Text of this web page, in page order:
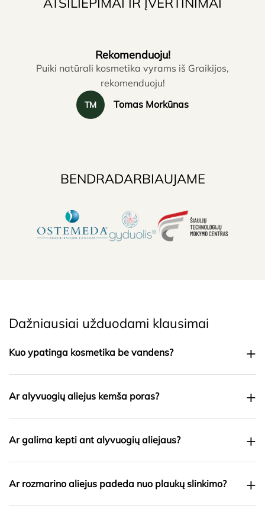
Rekomenduoju!
Puiki natūrali kosmetika vyrams iš Graikijos,
rekomenduoju!
TM Tomas Morkūnas
BENDRADARBIAUJAME
Dažniausiai užduodami klausimai
Kuo ypatinga kosmetika be vandens? +
Ar alyvuogių aliejus kemša poras? +
Ar galima kepti ant alyvuogių aliejaus? +
Ar rozmarino aliejus padeda nuo plaukų slinkimo? +